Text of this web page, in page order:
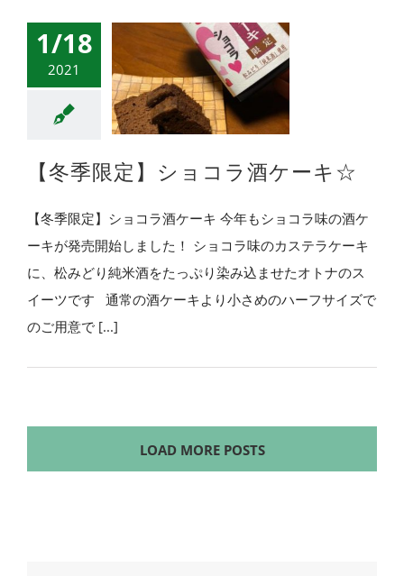
1/18
2021
【冬季限定】ショコラ酒ケーキ☆
【冬季限定】ショコラ酒ケーキ 今年もショコラ味の酒ケ
ーキが発売開始しました！ ショコラ味のカステラケーキ
に、松みどり純米酒をたっぷり染み込ませたオトナのス
イーツです 通常の酒ケーキより小さめのハーフサイズで
のご用意で [...]
LOAD MORE POSTS